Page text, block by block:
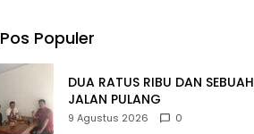
Pos Populer
DUA RATUS RIBU DAN SEBUAH
JALAN PULANG
9 Agustus 2026 0